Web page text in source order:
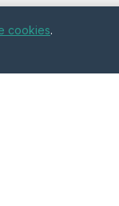
cookies.